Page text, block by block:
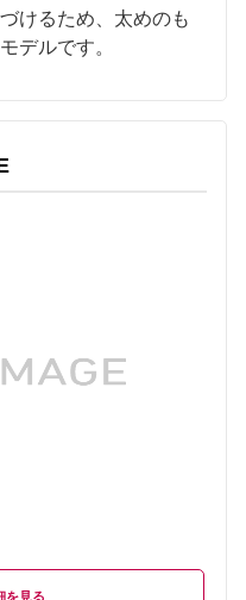
けるため、太めのも
デルです。